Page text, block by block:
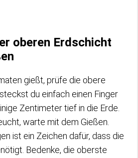
oberen Erdschicht
gießt, prüfe die obere
du einfach einen Finger
Zentimeter tief in die Erde.
warte mit dem Gießen.
ist ein Zeichen dafür, dass die
Bedenke, die oberste